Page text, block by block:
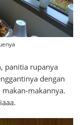
panitia rupanya
dengan
makannya.